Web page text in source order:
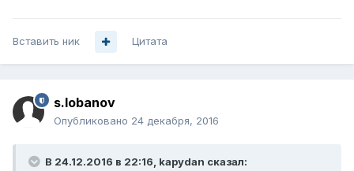
Вставить ник Цитата
s.lobanov
Опубликовано 24 декабря, 2016
В 24.12.2016 в 22:16, kapydan сказал: